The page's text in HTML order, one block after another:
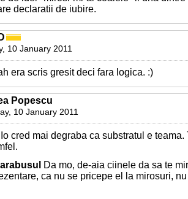
declaratii de iubire.
10 January 2011
era scris gresit deci fara logica. :)
Popescu
10 January 2011
Io cred mai degraba ca substratul e teama.
Da mo, de-aia ciinele da sa te
ca nu se pricepe el la mirosuri,